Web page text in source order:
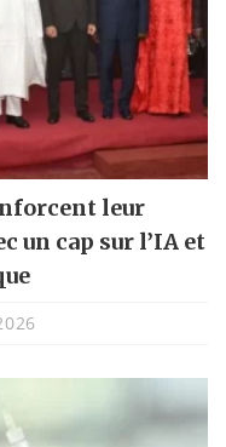
leur
un cap sur l’IA et